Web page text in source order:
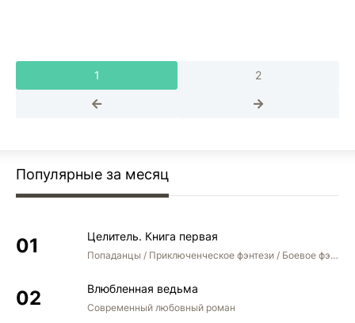
1 2
Популярные за месяц
Целитель. Книга первая
Попаданцы / Приключенческое фэнтези / Боевое фэнтези
Влюбленная ведьма
Современный любовный роман